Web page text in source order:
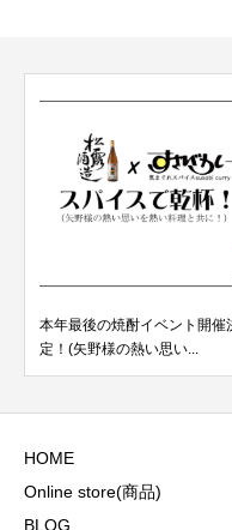
本年最後の焼酎イベント開催
定！(矢野様の熱い思い...
HOME
Online store(商品)
BLOG